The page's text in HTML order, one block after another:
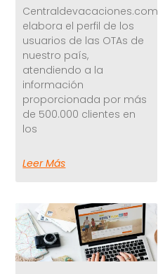
Centraldevacaciones.com
elabora el perfil de los
usuarios de las OTAs de
nuestro país,
atendiendo a la
información
proporcionada por más
de 500.000 clientes en
los
Leer Más